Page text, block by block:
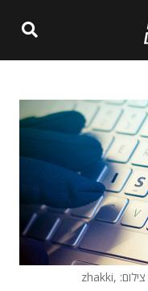
צילום: zhakki,